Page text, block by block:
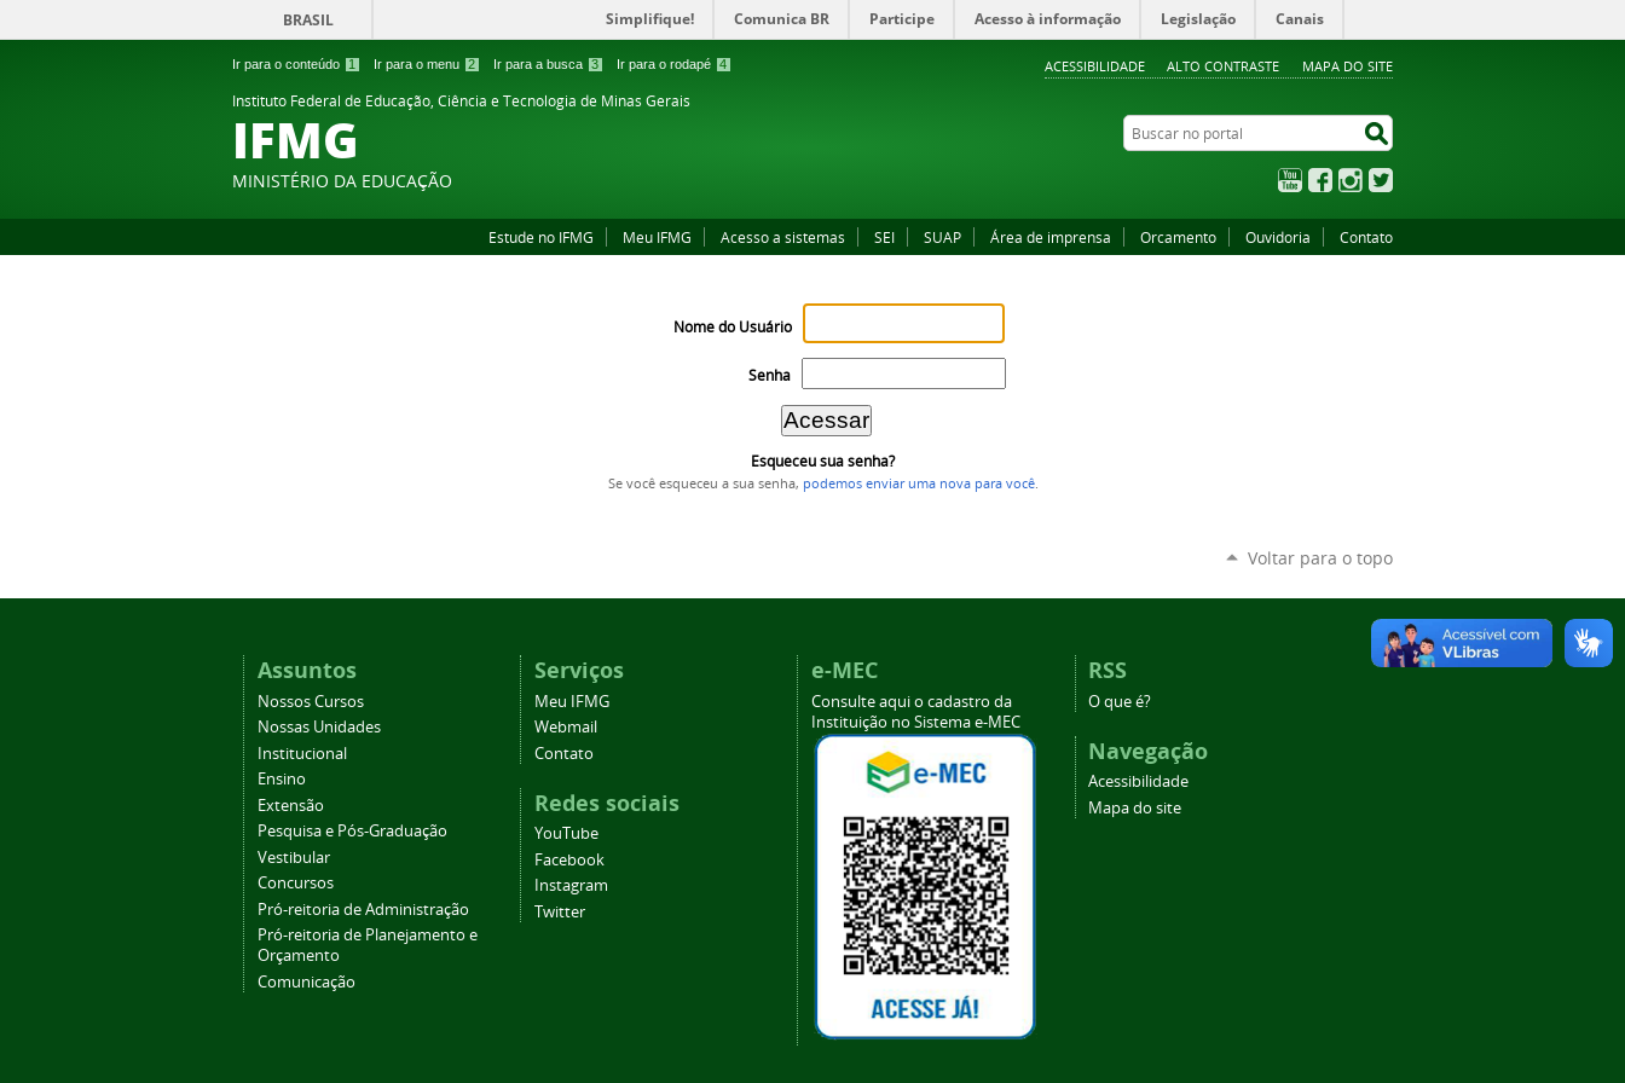
Ir para o conteúdo 1 Ir para o menu 2 Ir para a busca 3 Ir para o rodapé 4 ACESSIBILIDADE ALTO CONTRASTE MAPA DO SITE
BRASIL Simplifique! Comunica BR Participe Acesso à informação Legislação Canais
Instituto Federal de Educação, Ciência e Tecnologia de Minas Gerais
IFMG
MINISTÉRIO DA EDUCAÇÃO
Buscar no portal
YouTubeFacebookInstagram
Estude no IFMG Meu IFMG Acesso a sistemas SEI SUAP Área de imprensa Orcamento Ouvidoria Contato
Nome do Usuário
Senha
Esqueceu sua senha?
Se você esqueceu a sua senha, podemos enviar uma nova para você.
Voltar para o topo
Assuntos
Nossos Cursos
Nossas Unidades
Institucional
Ensino
Extensão
Pesquisa e Pós-Graduação
Vestibular
Concursos
Pró-reitoria de Administração
Pró-reitoria de Planejamento e
Orçamento
Comunicação
Serviços
Meu IFMG
Webmail
Contato
Redes sociais
YouTube
Facebook
Instagram
Twitter
e-MEC
Consulte aqui o cadastro da
Instituição no Sistema e-MEC
RSS
O que é?
Navegação
Acessibilidade
Mapa do site